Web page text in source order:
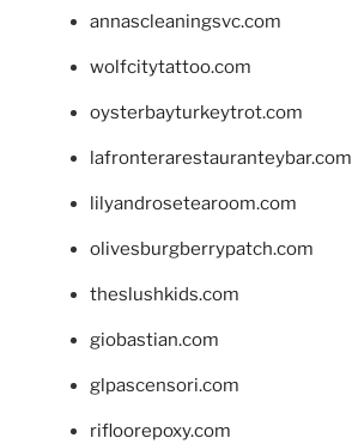
annascleaningsvc.com
wolfcitytattoo.com
oysterbayturkeytrot.com
lafronterarestauranteybar.com
lilyandrosetearoom.com
olivesburgberrypatch.com
theslushkids.com
giobastian.com
glpascensori.com
rifloorepoxy.com